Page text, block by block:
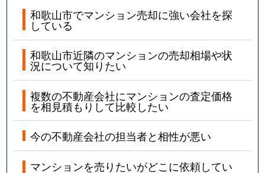
和歌山市でマンション売却に強い会社を探
している
和歌山市近隣のマンションの売却相場や状
況について知りたい
複数の不動産会社にマンションの査定価格
を相見積もりして比較したい
今の不動産会社の担当者と相性が悪い
マンションを売りたいがどこに依頼してい